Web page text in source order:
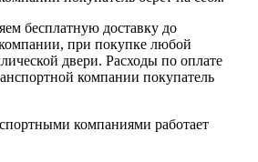
бесплатную доставку до
при покупке любой
двери. Расходы по оплате
компании покупатель
компаниями работает